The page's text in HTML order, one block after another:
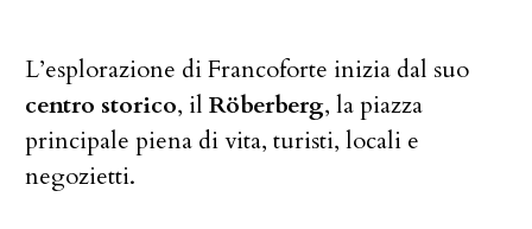
L’esplorazione di Francoforte inizia dal suo
centro storico, il Röberberg, la piazza
principale piena di vita, turisti, locali e
negozietti.